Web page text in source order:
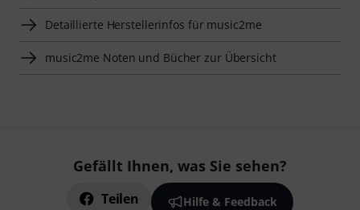
Detaillierte Herstellerinfos für music2me
music2me Noten und Bücher zur Übersicht
Gefällt Ihnen, was Sie sehen?
Teilen Hilfe & Feedback